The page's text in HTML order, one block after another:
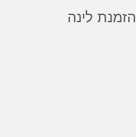
הזמנת לינה